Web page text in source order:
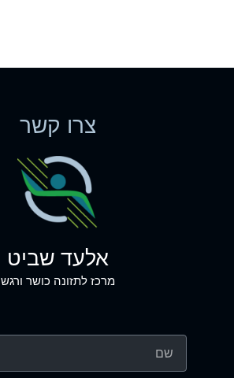
צרו קשר
אלעד שביט
מרכז לתזונה כושר ורגש